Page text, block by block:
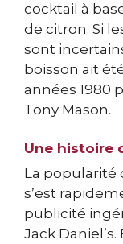
cocktail à
de citron. Si
sont
boisson ait
années 1980
Tony Mason.
Une histoire
La popularité
s’est
publicité
Jack